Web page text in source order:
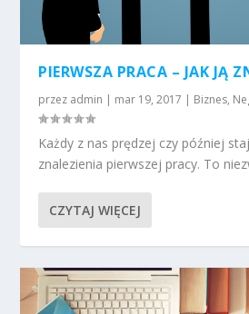
PIERWSZA PRACA – JAK JĄ
przez admin mar 19, 2017 Biznes,
Każdy z nas prędzej czy później
znalezienia pierwszej pracy. To
CZYTAJ WIĘCEJ